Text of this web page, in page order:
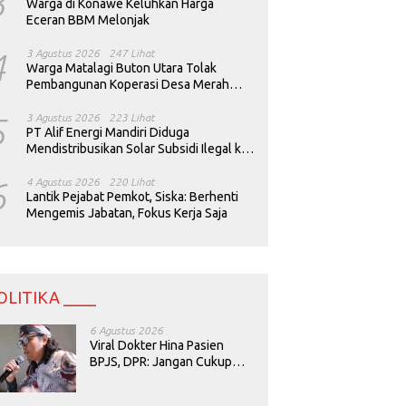
Warga di Konawe Keluhkan Harga
Eceran BBM Melonjak
3 Agustus 2026 247 Lihat
Warga Matalagi Buton Utara Tolak
Pembangunan Koperasi Desa Merah
3 Agustus 2026 223 Lihat
PT Alif Energi Mandiri Diduga
Mendistribusikan Solar Subsidi Ilegal ke
4 Agustus 2026 220 Lihat
Lantik Pejabat Pemkot, Siska: Berhenti
Mengemis Jabatan, Fokus Kerja Saja
____
6 Agustus 2026
Viral Dokter Hina Pasien
BPJS, DPR: Jangan Cukup